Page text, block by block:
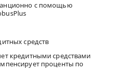
с помощью
средств
кредитными средствами
проценты по